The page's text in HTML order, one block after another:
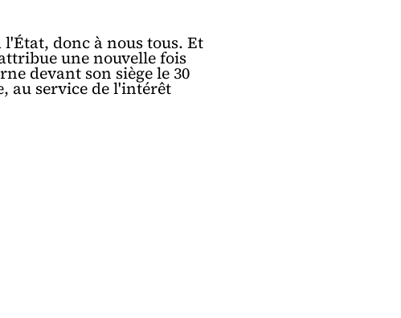
donc à nous tous. Et
une nouvelle fois
devant son siège le 30
au service de l'intérêt